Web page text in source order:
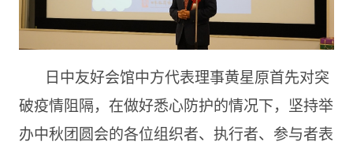
日中友好会馆中方代表理事黄星原首先对突
破疫情阻隔，在做好悉心防护的情况下，坚持举
办中秋团圆会的各位组织者、执行者、参与者表